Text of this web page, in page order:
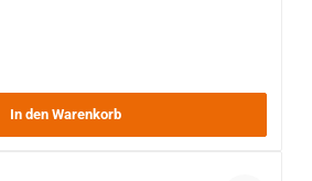
In den Warenkorb